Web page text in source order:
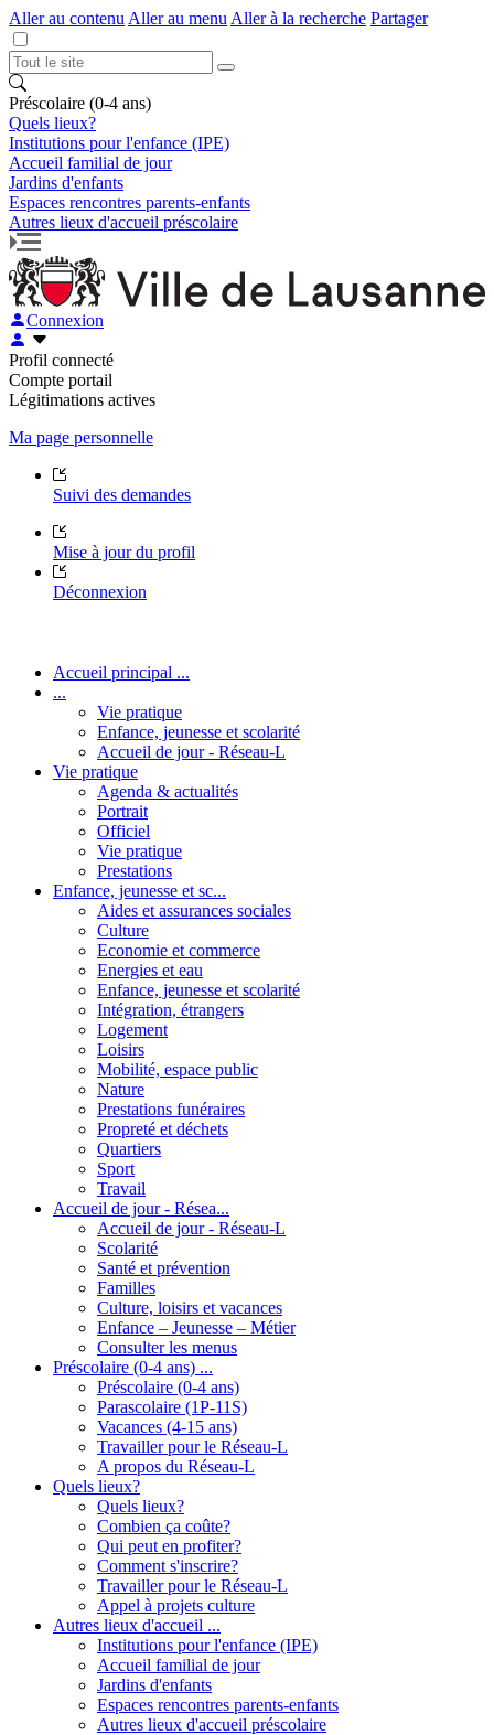
Aller au contenu Aller au menu Aller à la recherche Partager
Préscolaire (0-4 ans)
Quels lieux?
Institutions pour l'enfance (IPE)
Accueil familial de jour
Jardins d'enfants
Espaces rencontres parents-enfants
Autres lieux d'accueil préscolaire
Connexion
Profil connecté
Compte portail
Légitimations actives
Ma page personnelle
Suivi des demandes
Mise à jour du profil
Déconnexion
Accueil principal ...
...
Vie pratique
Enfance, jeunesse et scolarité
Accueil de jour - Réseau-L
Vie pratique
Agenda & actualités
Portrait
Officiel
Vie pratique
Prestations
Enfance, jeunesse et sc...
Aides et assurances sociales
Culture
Economie et commerce
Energies et eau
Enfance, jeunesse et scolarité
Intégration, étrangers
Logement
Loisirs
Mobilité, espace public
Nature
Prestations funéraires
Propreté et déchets
Quartiers
Sport
Travail
Accueil de jour - Résea...
Accueil de jour - Réseau-L
Scolarité
Santé et prévention
Familles
Culture, loisirs et vacances
Enfance – Jeunesse – Métier
Consulter les menus
Préscolaire (0-4 ans) ...
Préscolaire (0-4 ans)
Parascolaire (1P-11S)
Vacances (4-15 ans)
Travailler pour le Réseau-L
A propos du Réseau-L
Quels lieux?
Quels lieux?
Combien ça coûte?
Qui peut en profiter?
Comment s'inscrire?
Travailler pour le Réseau-L
Appel à projets culture
Autres lieux d'accueil ...
Institutions pour l'enfance (IPE)
Accueil familial de jour
Jardins d'enfants
Espaces rencontres parents-enfants
Autres lieux d'accueil préscolaire